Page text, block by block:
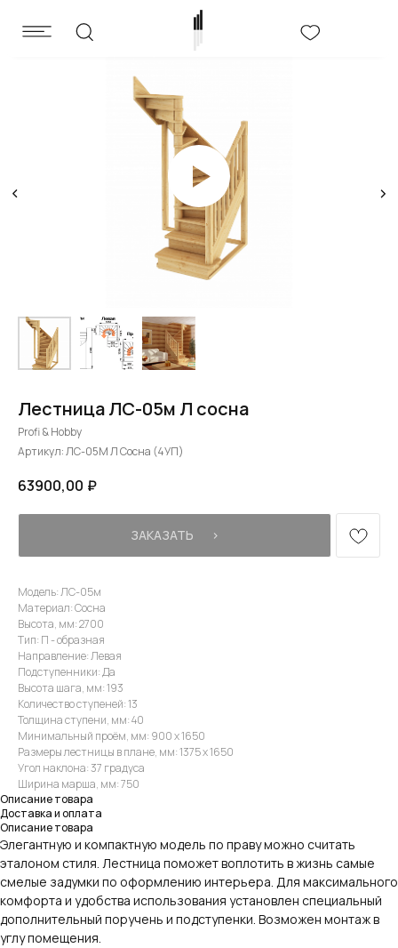
Лестница ЛС-05м Л сосна
Profi & Hobby
Артикул:ЛС-05М Л Сосна (4УП)
63900,00 ₽
ЗАКАЗАТЬ⠀⠀›
Модель: ЛС-05м
Материал: Сосна
Высота, мм: 2700
Тип: П - образная
Направление: Левая
Подступенники: Да
Высота шага, мм: 193
Количество ступеней: 13
Толщина ступени, мм: 40
Минимальный проём, мм: 900 х 1650
Размеры лестницы в плане, мм: 1375 х 1650
Угол наклона: 37 градуса
Ширина марша, мм: 750
Описание товара
Доставка и оплата
Описание товара
Элегантную и компактную модель по праву можно считать
эталоном стиля. Лестница поможет воплотить в жизнь самые
смелые задумки по оформлению интерьера. Для максимального
комфорта и удобства использования установлен специальный
дополнительный поручень и подступенки. Возможен монтаж в
углу помещения.